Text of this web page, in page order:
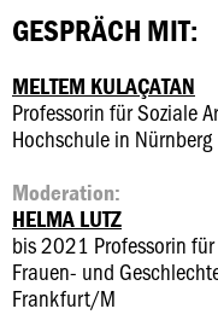
GESPRÄCH MIT:
MELTEM KULAÇATAN
Professorin für Soziale
Hochschule in Nürnberg
Moderation:
HELMA LUTZ
bis 2021 Professorin
Frauen- und
Frankfurt/M